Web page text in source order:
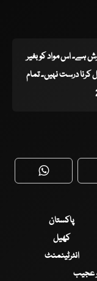
ہے۔ اس مواد کو بغیر
درست نہیں۔ تمام
WhatsApp
پاکستان
کھیل
انٹرٹینمنٹ
عجیب